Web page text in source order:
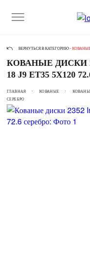
ВЕРНУТЬСЯ В КАТЕГОРИЮ -
КОВАНЫЕ ДИСКИ
18 J9 ET35 5X120
ГЛАВНАЯ КОВАНЫЕ
СЕРЕБРО